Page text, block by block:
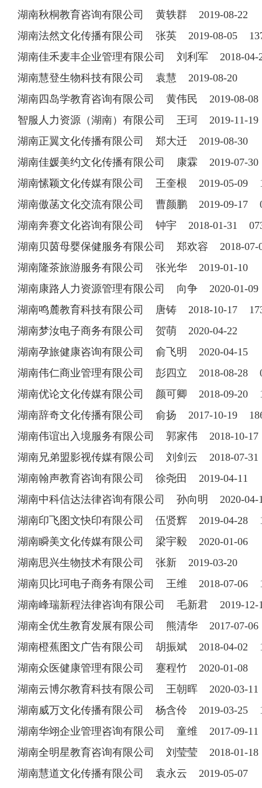
湖南秋桐教育咨询有限公司 黄轶群 2019-08-22
湖南法然文化传播有限公司 张英 2019-08-05
湖南佳禾麦丰企业管理有限公司 刘利军 2018-
湖南慧登生物科技有限公司 袁慧 2019-08-20
湖南四岛学教育咨询有限公司 黄伟民 2019-08-
智服人力资源（湖南）有限公司 王珂 2019-11-
湖南正翼文化传播有限公司 郑大迁 2019-08-30
湖南佳媛美约文化传播有限公司 康霖 2019-07-
湖南愫颖文化传媒有限公司 王奎根 2019-05-09
湖南傲菡文化交流有限公司 曹颜鹏 2019-09-17
湖南奔赛文化咨询有限公司 钟宇 2018-01-31
湖南贝茵母婴保健服务有限公司 郑欢容 2018-
湖南隆茶旅游服务有限公司 张光华 2019-01-10
湖南康路人力资源管理有限公司 向争 2020-01-
湖南鸣麓教育科技有限公司 唐铸 2018-10-17
湖南梦汝电子商务有限公司 贺萌 2020-04-22
湖南孕旅健康咨询有限公司 俞飞明 2020-04-15
湖南伟仁商业管理有限公司 彭四立 2018-08-28
湖南优论文化传媒有限公司 颜可卿 2018-09-20
湖南辞奇文化传播有限公司 俞扬 2017-10-19
湖南伟谊出入境服务有限公司 郭家伟 2018-10-
湖南兄弟盟影视传媒有限公司 刘剑云 2018-07-
湖南翰声教育咨询有限公司 徐尧田 2019-04-11
湖南中科信达法律咨询有限公司 孙向明 2020-
湖南印飞图文快印有限公司 伍贤辉 2019-04-28
湖南瞬美文化传媒有限公司 梁宇毅 2020-01-06
湖南思兴生物技术有限公司 张新 2019-03-20
湖南贝比珂电子商务有限公司 王维 2018-07-06
湖南峰瑞新程法律咨询有限公司 毛新君 2019-
湖南全优生教育发展有限公司 熊清华 2017-07-
湖南橙蕉图文广告有限公司 胡振斌 2018-04-02
湖南众医健康管理有限公司 蹇程竹 2020-01-08
湖南云博尔教育科技有限公司 王朝晖 2020-03-
湖南威万文化传播有限公司 杨含伶 2019-03-25
湖南华翊企业管理咨询有限公司 童维 2017-09-
湖南全明星教育咨询有限公司 刘莹莹 2018-01-
湖南慧道文化传播有限公司 袁永云 2019-05-07